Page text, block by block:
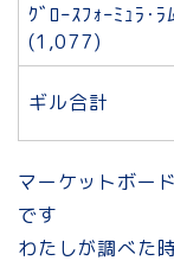
ｸﾞﾛｰｽﾌｫｰﾐｭﾗ･ﾗ
(1,077)
ギル合計
マーケットボー
です
わたしが調べた